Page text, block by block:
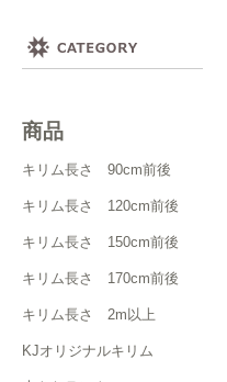
商品
キリム長さ 90cm前後
キリム長さ 120cm前後
キリム長さ 150cm前後
キリム長さ 170cm前後
キリム長さ 2m以上
KJオリジナルキリム